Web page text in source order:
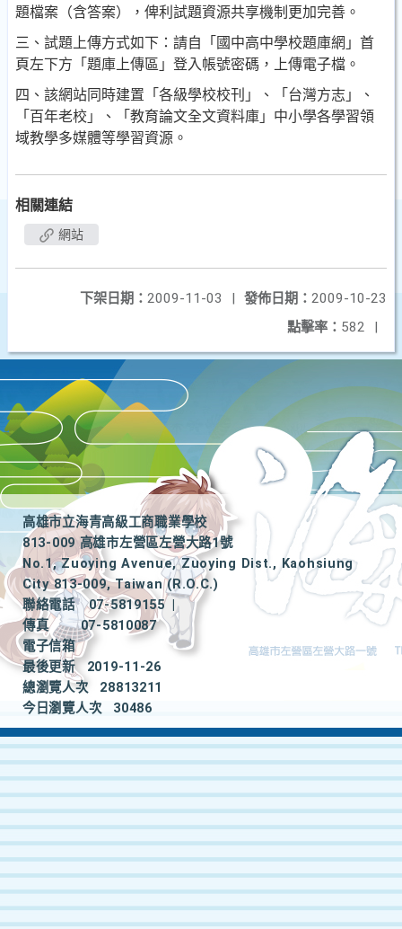
題檔案（含答案），俾利試題資源共享機制更加完善。
三、試題上傳方式如下：請自「國中高中學校題庫網」首
頁左下方「題庫上傳區」登入帳號密碼，上傳電子檔。
四、該網站同時建置「各級學校校刊」、「台灣方志」、
「百年老校」、「教育論文全文資料庫」中小學各學習領
域教學多媒體等學習資源。
相關連結
網站
發佈日期： 2009-10-23
下架日期： 2009-11-03
|
點擊率： 582 |
高雄市立海青高級工商職業學校
813-009 高雄市左營區左營大路1號
No.1, Zuoying Avenue, Zuoying Dist., Kaohsiung
City 813-009, Taiwan (R.O.C.)
聯絡電話
07-5819155
|
傳真
07-5810087
電子信箱
最後更新
2019-11-26
總瀏覽人次
28813211
今日瀏覽人次
30486